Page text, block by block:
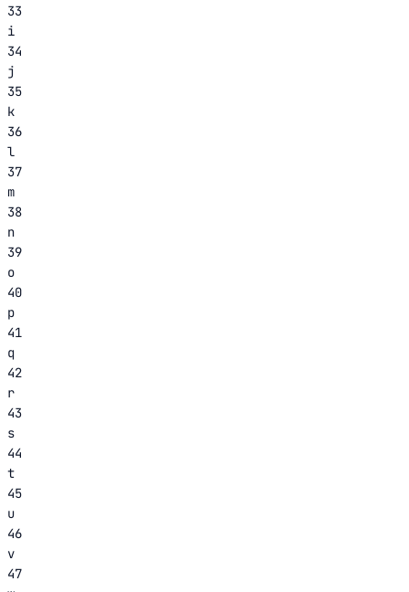
33
i
34
j
35
k
36
l
37
m
38
n
39
o
40
p
41
q
42
r
43
s
44
t
45
u
46
v
47